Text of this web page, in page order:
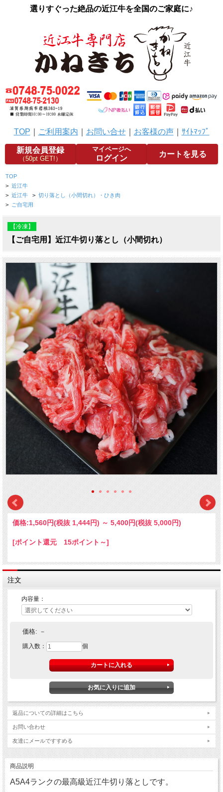
選りすぐった絶品の近江牛を全国のご家庭に♪
TOP ご利用案内 お問い合せ｜ お客様の声｜ ｻｲﾄﾏｯﾌﾟ
新規会員登録
（50pt GET!）
マイページへ
ログイン カートを見る
TOP
> 近江牛
> 近江牛 > 切り落とし（小間切れ）・ひき肉
> ご自宅用
【冷凍】
【ご自宅用】近江牛切り落とし（小間切れ）
価格:1,560円(税抜 1,444円) ～ 5,400円(税抜 5,000円)
[ポイント還元 15ポイント～]
注文
内容量：
価格: －
購入数： 個
返品についての詳細はこちら
お問い合わせ
友達にメールですすめる
商品説明
A5A4ランクの最高級近江牛切り落としです。